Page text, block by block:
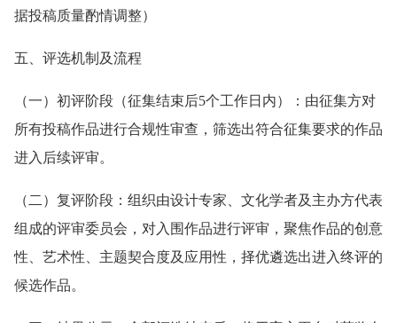
据投稿质量酌情调整）
五、评选机制及流程
（一）初评阶段（征集结束后5个工作日内）：由征集方对
所有投稿作品进行合规性审查，筛选出符合征集要求的作品
进入后续评审。
（二）复评阶段：组织由设计专家、文化学者及主办方代表
组成的评审委员会，对入围作品进行评审，聚焦作品的创意
性、艺术性、主题契合度及应用性，择优遴选出进入终评的
候选作品。